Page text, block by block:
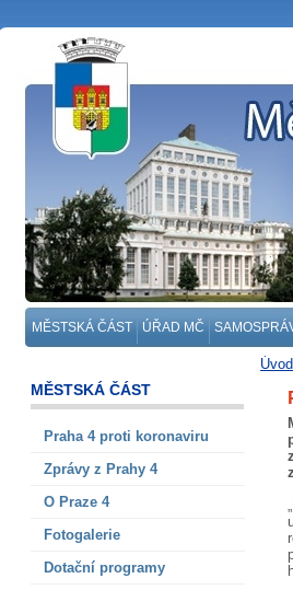
MĚSTSKÁ ČÁST ÚŘAD MČ
MĚSTSKÁ ČÁST
Praha 4 proti koronaviru
Zprávy z Prahy 4
O Praze 4
Fotogalerie
Dotační programy